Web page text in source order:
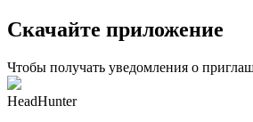
Скачайте приложение
Чтобы получать уведомления о
HeadHunter